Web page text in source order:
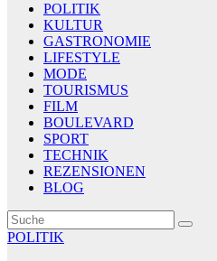
POLITIK
KULTUR
GASTRONOMIE
LIFESTYLE
MODE
TOURISMUS
FILM
BOULEVARD
SPORT
TECHNIK
REZENSIONEN
BLOG
POLITIK